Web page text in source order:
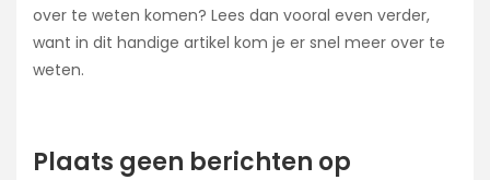
over te weten komen? Lees dan vooral even verder,
want in dit handige artikel kom je er snel meer over te
weten.
Plaats geen berichten op